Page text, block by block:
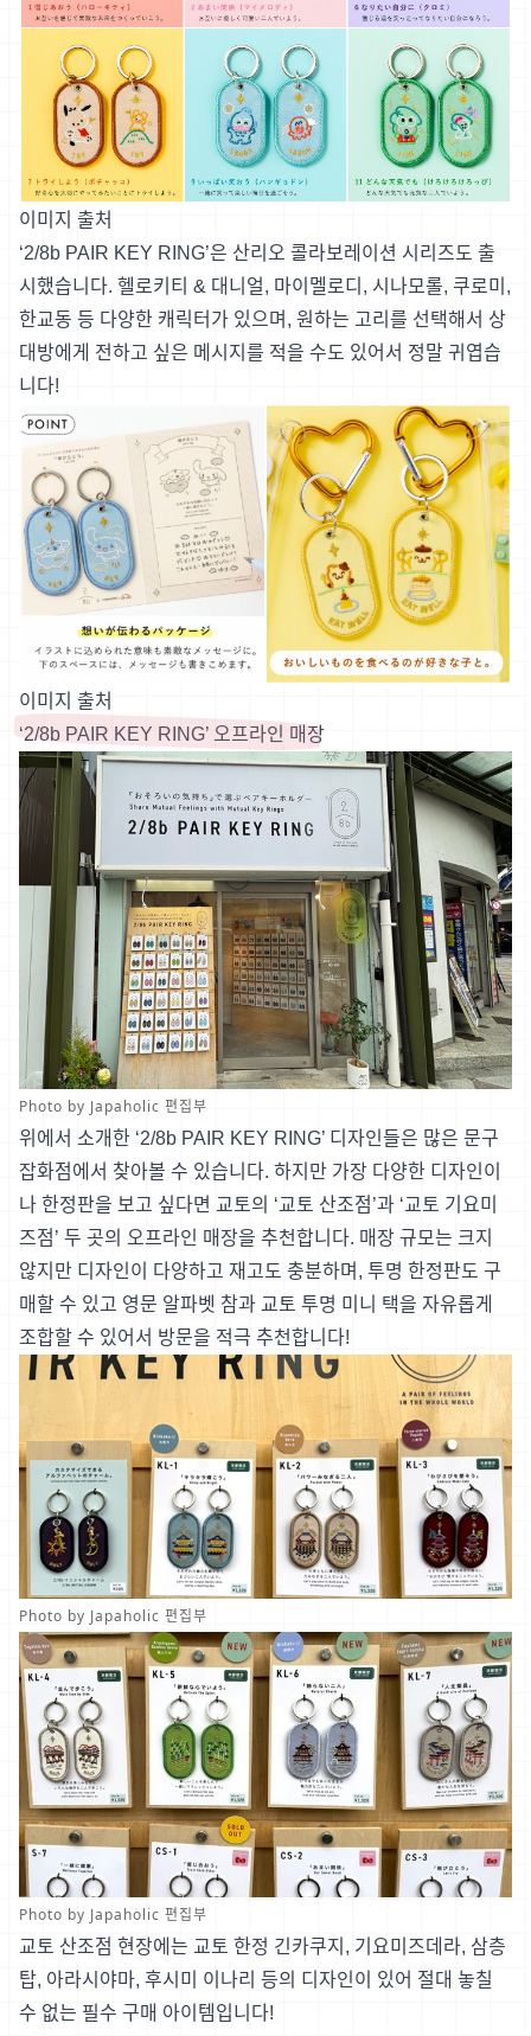
이미지 출처
‘2/8b PAIR KEY RING’은 산리오 콜라보레이션 시리즈도 출
시했습니다. 헬로키티 & 대니얼, 마이멜로디, 시나모롤, 쿠로미,
한교동 등 다양한 캐릭터가 있으며, 원하는 고리를 선택해서 상
대방에게 전하고 싶은 메시지를 적을 수도 있어서 정말 귀엽습
니다!
이미지 출처
‘2/8b PAIR KEY RING’ 오프라인 매장
Photo by Japaholic 편집부
위에서 소개한 ‘2/8b PAIR KEY RING’ 디자인들은 많은 문구
잡화점에서 찾아볼 수 있습니다. 하지만 가장 다양한 디자인이
나 한정판을 보고 싶다면 교토의 ‘교토 산조점’과 ‘교토 기요미
즈점’ 두 곳의 오프라인 매장을 추천합니다. 매장 규모는 크지
않지만 디자인이 다양하고 재고도 충분하며, 투명 한정판도 구
매할 수 있고 영문 알파벳 참과 교토 투명 미니 택을 자유롭게
조합할 수 있어서 방문을 적극 추천합니다!
Photo by Japaholic 편집부
Photo by Japaholic 편집부
교토 산조점 현장에는 교토 한정 긴카쿠지, 기요미즈데라, 삼층
탑, 아라시야마, 후시미 이나리 등의 디자인이 있어 절대 놓칠
수 없는 필수 구매 아이템입니다!